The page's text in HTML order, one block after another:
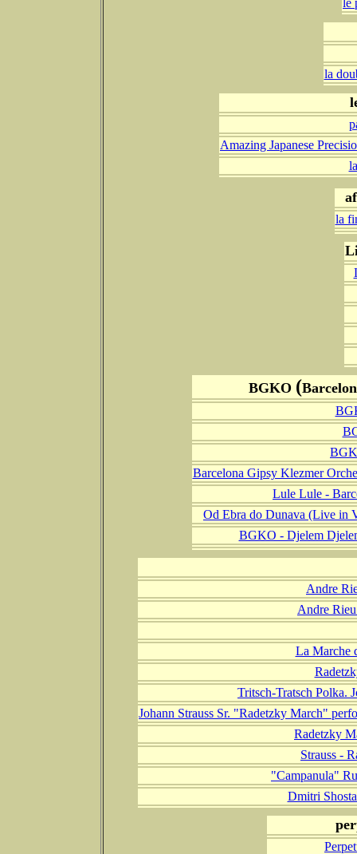
le
la
Amazing Japanese
la
BGKO (
Barcelona Gipsy Klezmer
Lule Lule -
Od Ebra do Dunava (Live in
BGKO - Djelem
Andre
Andre
La Marche
Tritsch-Tratsch Polka.
Johann Strauss Sr. "Radetzky March"
Radetzky
Strauss -
"Campanula"
Dmitri